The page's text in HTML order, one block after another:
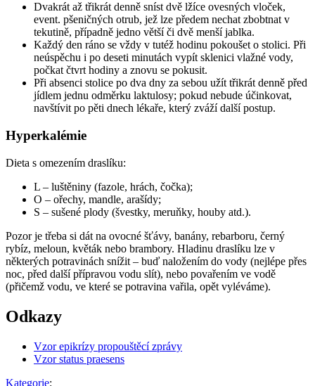
Dvakrát až třikrát denně sníst dvě lžíce ovesných vloček,
event. pšeničných otrub, jež lze předem nechat zbobtnat v
tekutině, případně jedno větší či dvě menší jablka.
Každý den ráno se vždy v tutéž hodinu pokoušet o stolici. Při
neúspěchu i po deseti minutách vypít sklenici vlažné vody,
počkat čtvrt hodiny a znovu se pokusit.
Při absenci stolice po dva dny za sebou užít třikrát denně před
jídlem jednu odměrku laktulosy; pokud nebude účinkovat,
navštívit po pěti dnech lékaře, který zváží další postup.
Hyperkalémie
Dieta s omezením draslíku:
L – luštěniny (fazole, hrách, čočka);
O – ořechy, mandle, arašídy;
S – sušené plody (švestky, meruňky, houby atd.).
Pozor je třeba si dát na ovocné šťávy, banány, rebarboru, černý
rybíz, meloun, květák nebo brambory. Hladinu draslíku lze v
některých potravinách snížit – buď naložením do vody (nejlépe přes
noc, před další přípravou vodu slít), nebo povařením ve vodě
(přičemž vodu, ve které se potravina vařila, opět vyléváme).
Odkazy
Vzor epikrízy propouštěcí zprávy
Vzor status praesens
Kategorie: